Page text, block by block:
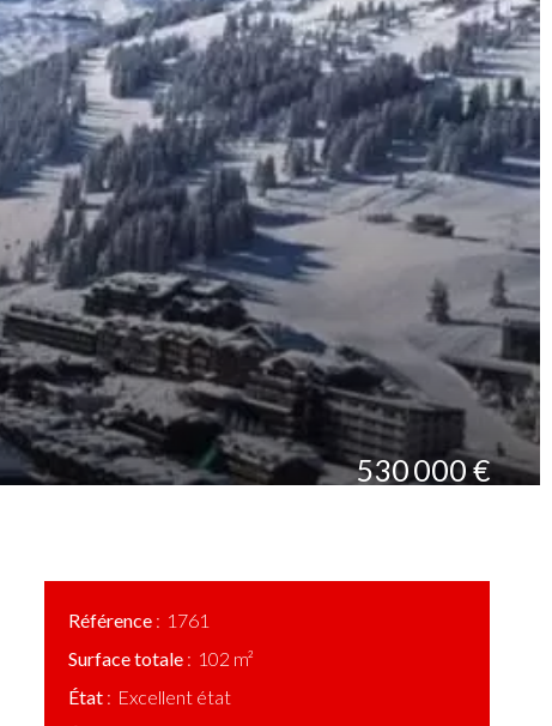
530 000 €
Référence
1761
Surface totale
102 m²
État
Excellent état